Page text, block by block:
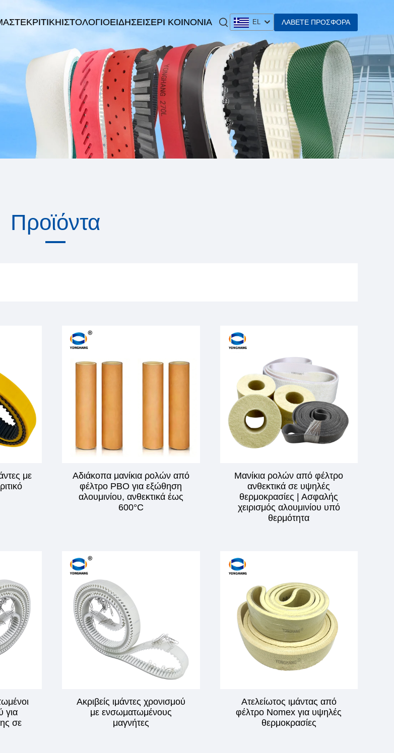
ΚΡΙΤΙΚΉΙΣΤΟΛΌΓΙΟΕΙΔΉΣΕΙΣEPI KOINONIA EL ΛΆΒΕΤΕ ΠΡΟΣΦΟΡΆ
Προϊόντα
με
Αδιάκοπα μανίκια ρολών από
φέλτρο PBO για εξώθηση
αλουμινίου, ανθεκτικά έως
600°C
Μανίκια ρολών από φέλτρο
ανθεκτικά σε υψηλές
θερμοκρασίες | Ασφαλής
χειρισμός αλουμινίου υπό
θερμότητα
για
σε
Ακριβείς ιμάντες χρονισμού
με ενσωματωμένους
μαγνήτες
Ατελείωτος ιμάντας από
φέλτρο Nomex για υψηλές
θερμοκρασίες